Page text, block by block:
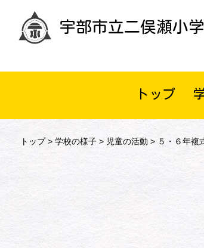
宇部市立二俣瀬小
トップ
トップ> 学校の様子> 児童の活動 > ５・６年複